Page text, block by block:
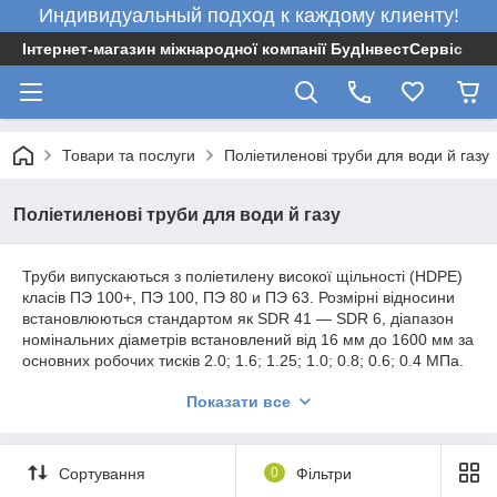
Индивидуальный подход к каждому клиенту!
Інтернет-магазин міжнародної компанії БудІнвестСервіс
Товари та послуги Поліетиленові труби для води й газу
Поліетиленові труби для води й газу
Труби випускаються з поліетилену високої щільності (HDPE)
класів ПЭ 100+, ПЭ 100, ПЭ 80 и ПЭ 63. Розмірні відносини
встановлюються стандартом як SDR 41 — SDR 6, діапазон
номінальних діаметрів встановлений від 16 мм до 1600 мм за
основних робочих тисків 2.0; 1.6; 1.25; 1.0; 0.8; 0.6; 0.4 МПа.
для газу маркерними смугами. Труби виготовлені з
прямих відрізках від 110 мм до 1600 мм зі встановленою
довжиною 12 м. За специфікацією споживача завод
виготовляє відрізки труб будь-якої іншої стандартизованої
Показати все
Сортування 0 Фільтри